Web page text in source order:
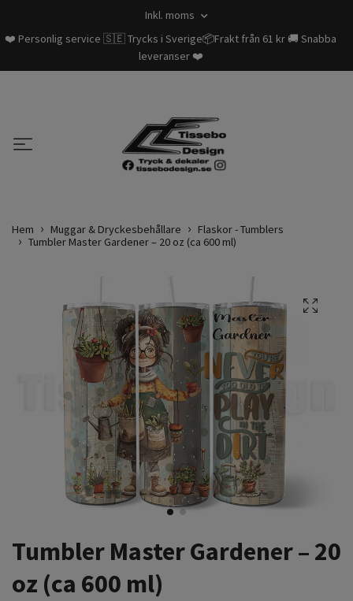
Inkl. moms
❤️ Personlig service 🇸🇪 Trycks i Sverige📦Frakt från 61 kr 🚚 Snabba
leveranser ❤️
Hem Muggar & Dryckesbehållare
Flaskor - Tumblers
Tumbler Master Gardener – 20 oz (ca 600 ml)
Tumbler Master Gardener – 20
oz (ca 600 ml)